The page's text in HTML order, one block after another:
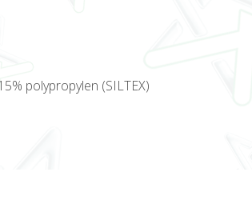
polypropylen (SILTEX)